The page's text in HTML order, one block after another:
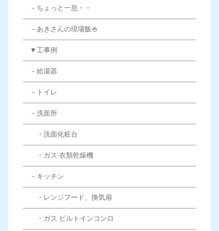
－ちょっと一息・・
－あきさんの現場飯🍚
▼工事例
－給湯器
－トイレ
－洗面所
・洗面化粧台
・ガス 衣類乾燥機
－キッチン
・レンジフード、換気扇
・ガス ビルトインコンロ